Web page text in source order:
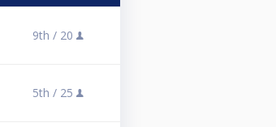
9th / 20
5th / 25